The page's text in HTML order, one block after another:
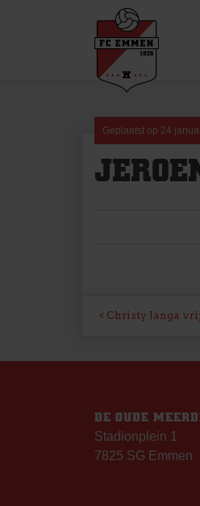
Geplaatst op 24
BERICHT
Christy Janga
DE OUDE
Stadionplein 1
7825 SG Emmen